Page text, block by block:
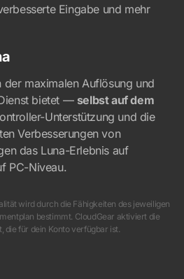
Eingabe und mehr
der maximalen Auflösung und
bietet — selbst auf dem
Unterstützung und die
Verbesserungen von
das Luna-Erlebnis auf
PC-Niveau.
wird durch die Fähigkeiten des jeweiligen
bestimmt. CloudGear aktiviert die
die für dein Konto verfügbar ist.